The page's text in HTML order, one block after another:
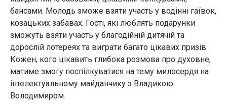
бансами. Молодь зможе взяти участь у водінні гаївок,
козацьких забавах. Гості, які люблять подарунки
зможуть взяти участь у благодійній дитячій та
дорослій лотереях та виграти багато цікавих призів.
Кожен, кого цікавить глибока розмова про духовне,
матиме змогу поспілкуватися на тему милосердя на
інтелектуальному майданчику з Владикою
Володимиром.